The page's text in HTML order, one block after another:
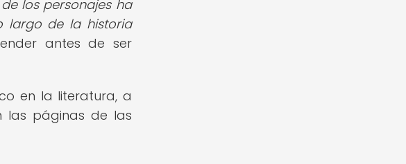
los personajes ha
largo de la historia
antes de ser
en la literatura, a
las páginas de las